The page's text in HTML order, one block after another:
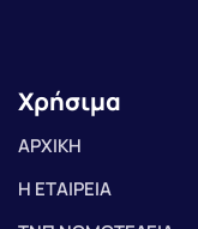
Χρήσιμα
ΑΡΧΙΚΗ
Η ΕΤΑΙΡΕΙΑ